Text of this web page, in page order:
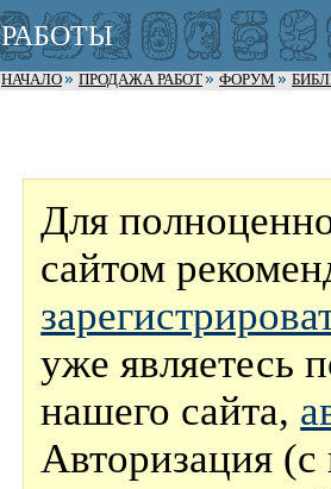
РАБОТЫ
НАЧАЛО ПРОДАЖА РАБОТ ФОРУМ
Для
сайтом
уже являетесь
нашего сайта,
Авторизация